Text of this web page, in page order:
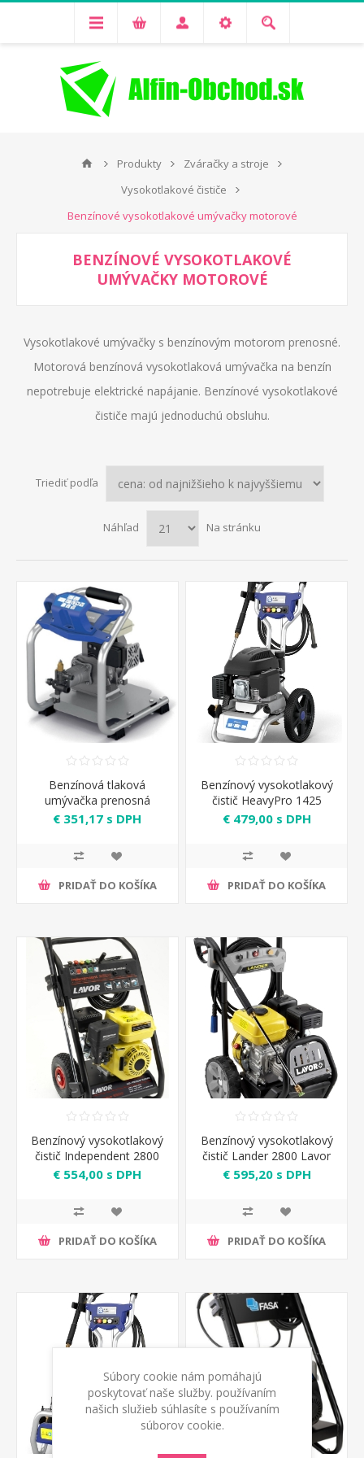
Produkty
Zváračky a stroje
Vysokotlakové čističe
Benzínové vysokotlakové umývačky motorové
BENZÍNOVÉ VYSOKOTLAKOVÉ
UMÝVAČKY MOTOROVÉ
Vysokotlakové umývačky s benzínovým motorom prenosné.
Motorová benzínová vysokotlaková umývačka na benzín
nepotrebuje elektrické napájanie. Benzínové vysokotlakové
čističe majú jednoduchú obsluhu.
Triediť podľa
Náhľad Na stránku
Benzínová tlaková
umývačka prenosná
Independent 1415 Annovi
€ 351,17 s DPH
PRIDAŤ DO KOŠÍKA
Benzínový vysokotlakový
čistič HeavyPro 1425
Annovi Reverberi
€ 479,00 s DPH
PRIDAŤ DO KOŠÍKA
Benzínový vysokotlakový
čistič Independent 2800
Lavor
€ 554,00 s DPH
PRIDAŤ DO KOŠÍKA
Benzínový vysokotlakový
čistič Lander 2800 Lavor
€ 595,20 s DPH
PRIDAŤ DO KOŠÍKA
Súbory cookie nám pomáhajú
poskytovať naše služby. používaním
našich služieb súhlasíte s používaním
súborov cookie.